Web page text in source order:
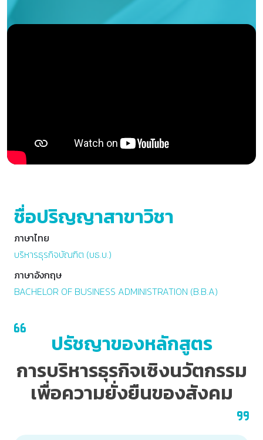
ชื่อปริญญาสาขาวิชา
ภาษาไทย
บริหารธุรกิจบัณฑิต (บธ.บ.)
ภาษาอังกฤษ
BACHELOR OF BUSINESS ADMINISTRATION (B.B.A)
ปรัชญาของหลักสูตร
การบริหารธุรกิจเซิงนวัตกรรม
เพื่อความยั่งยืนของสังคม